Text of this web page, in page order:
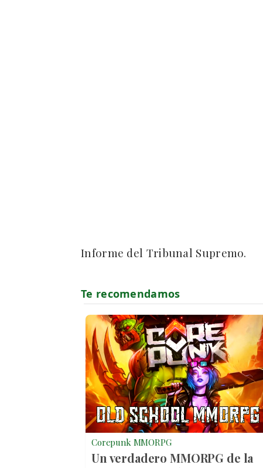
Informe del Tribunal Supremo.
Corepunk MMORPG
Un verdadero MMORPG de la